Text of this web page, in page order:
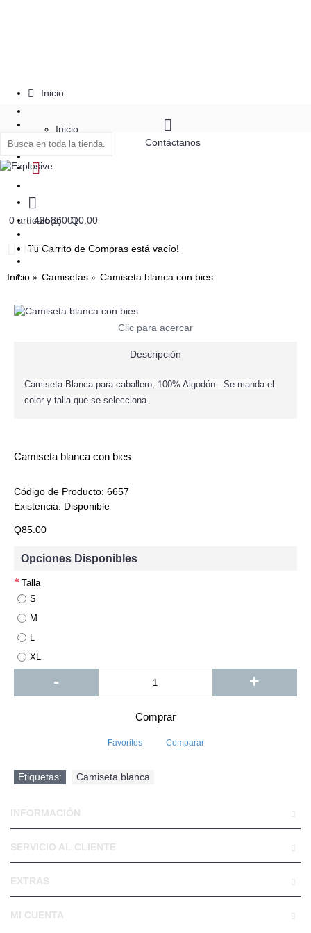
Inicio
Inicio
42586001
Contáctanos
0 artículo(s) - Q0.00
Tu Carrito de Compras está vacío!
MENÚ
Inicio Camisetas Camiseta blanca con bies
Clic para acercar
Descripción
Camiseta Blanca para caballero, 100% Algodón . Se manda el
color y talla que se selecciona.
Camiseta blanca con bies
Código de Producto: 6657
Existencia: Disponible
Q85.00
Opciones Disponibles
Talla
S
M
L
XL
- +
Comprar
Favoritos Comparar
Etiquetas: Camiseta blanca
INFORMACIÓN
SERVICIO AL CLIENTE
EXTRAS
MI CUENTA